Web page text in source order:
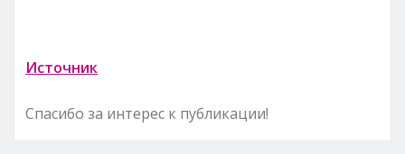
Источник
Спасибо за интерес к публикации!